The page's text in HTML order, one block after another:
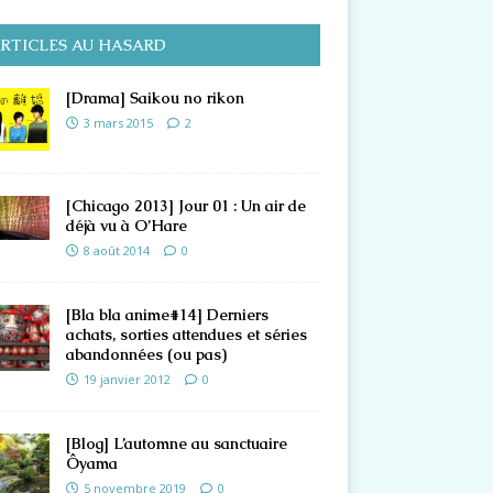
AU HASARD
[Drama] Saikou no rikon
3 mars 2015 2
[Chicago 2013] Jour 01 : Un air de
déjà vu à O’Hare
8 août 2014 0
[Bla bla anime#14] Derniers
achats, sorties attendues et séries
abandonnées (ou pas)
19 janvier 2012 0
[Blog] L’automne au sanctuaire
Ôyama
5 novembre 2019 0